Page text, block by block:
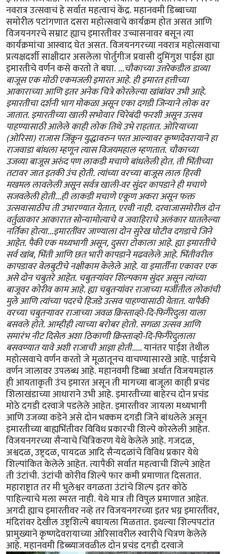
नवरात्र उत्सवाचं हे सर्वात महत्वाचं केंद्र. महानवमी डिब्बाच्या
समोरील पटांगणात दसरा महोत्सवाचे कार्यक्रम होत असत आणि
विजयनगरचे सम्राट ह्याच इमारतीवर उच्चासनावर बसून त्या
कार्यक्रमांचा आस्वाद घेत असत. विजयनगरच्या नवरात्र महोत्सवाचा
प्रत्यक्षदर्शी साक्षीदार असलेला पोर्तुगीज प्रवासी दुमिंगुश पाईश ह्या
इमारतीचे वर्णन कसे करतो ते बघा....चौकाच्या उत्तरेकडील डाव्या
बाजूस एक मोठी एकमजली इमारत आहे. ही इमारत हत्तीच्या
आकाराच्या आणि इतर अनेक चित्रे कोरलेल्या खांबांवर उभी आहे.
इमारतीचा दर्शनी भाग मोकळा असून एका दगडी जिन्याने लोक वर
जातात. इमारतीच्या खाली सभोवार चिरेबंदी फरशी असून उत्सव
पाहण्यासाठी आलेले काही लोक तिथे उभे राहतात. ओरियाच्या
(ओरिसा) राजास जिंकून युद्धावरुन परत आल्यावर कृष्णदेवरायाने हा
राजवाडा बांधला म्हणून त्यास विजयमहाल म्हणतात. चौकाच्या
उजव्या बाजूस अरुंद पण लाकडी मचाणे बांधलेली होत. ती भिंतीच्या
तटावर जात इतकी उंच होती. त्यांच्या वरच्या बाजूस लाल हिरवी
मखमल लावलेली असून सर्वत्र खाली-वर सुंदर कापडाने ही मचाणे
सजवलेली होती...ही लाकडी मचाणे एकूण अकरा असून फक्त
उत्सवासाठीच ती उभारण्यात येतात, एरवी नाही. दरवाजासमोरील दोन
वर्तुळाकार आकारात सोन्यामोत्याचे व जवाहिराचे अलंकार घातलेल्या
नर्तिका होत्या...इमारतींवर जाण्याला दोन सुरेख घोटीव दगडाचे जिने
आहेत. पैकी एक मध्यभागी असून, दुसरा टोकाला आहे. ह्या इमारतीचे
सर्व खांब, भिंती आणि छत भारी कापडाने मढवलेले आहे. भिंतीवरील
कापडावर वेलबुटीचे नक्षीकाम केलेले आहे. या इमार्तींना एकावर एक
असे दोन चबुतरे आहेत. चबुतर्‍यांवर शिल्पकाम सुंदर असून त्यांच्या
बाजूवर कोरीव काम आहे. ह्या चबुतर्‍यांवर राजाच्या मर्जीतील लोकांची
मुले आणि त्यांच्या पदरचे हिजडे उत्सव पाहण्यासाठी येतात. यापैकी
वरच्या चबुतर्‍यावर राजाच्या जवळ क्रिस्ताव्हो-दि-फिगैरेदुला याला
बसवले होते. आम्हीही त्याच्या बरोबर होतो. सगळा उत्सव आणि
समारंभ नीट दिसेल अशा ठिकाणी क्रिस्ताव्हो-दि-फिगैरेदुलाला
बसवण्यात यावे अशी राजाची आज्ञा होती.....यानंतर पाईश तेथील
महोत्सवाचे वर्णन करतो जे मूळातूनच वाचण्यासारखे आहे. पाईशचे
वर्णन जालावर उपलब्ध आहे. महानवमी डिब्बा अर्थात विजयमहाल
ही आयताकृती उंच इमारत असून ती मागच्या बाजूला काही प्रचंड
शिलाखंडाच्या आधाराने उभी आहे. इमारतीच्या बाहेरच दोन प्रचंड
मोठे दगडी दरवाजे पडलेले आहेत. इमारतीवर जायला मध्यभागी
आणि उजव्या कडेने असे दोन भक्कम दगडी जिने बांधलेले असून
इमारतीच्या बाह्यभिंतीवर विविध प्रकारची शिल्पे कोरलेली आहेत.
विजयनगरच्या सैन्याचे चित्रिकरण येथे केलेले आहे. गजदळ,
अश्वदळ, उष्ट्रदळ, पायदळ आदि सैन्यदळांचे विविध प्रकार येथे
शिल्पांकित केलेले आहेत. त्यापैकी सर्वात महत्वाची शिल्पे आहेत
ती उंटांची. उंटांची कोरीव शिल्पे फार कमी प्रमाणात दिसतात.
महाराष्ट्रात तर मी भुलेश्वर वगळता उंटांचे शिल्प इतर कोठे
पाहिल्याचे मला स्मरत नाही. येथे मात्र ती विपुल प्रमाणात आहेत.
अगदी ह्याच इमारतीवर नव्हे तर विजयनगरच्या इतर भग्न इमारतींवर,
मंदिरांवर देखील उष्ट्रशिल्पे बघायला मिळतात. इथल्या शिल्पपटांत
प्रामुख्याने कृष्णदेवरायाच्या ओरिसावरील स्वारीचे चित्रण केलेले
आहे. महानवमी डिब्ब्याजवळील दोन प्रचंड दगडी दरवाजे